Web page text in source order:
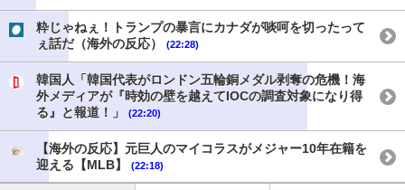
粋じゃねぇ！トランプの暴言にカナダが啖呵を切ったって
ぇ話だ（海外の反応）
(22:28)
韓国人「韓国代表がロンドン五輪銅メダル剥奪の危機！海
外メディアが『時効の壁を越えてIOCの調査対象になり得
る』と報道！」
(22:20)
【海外の反応】元巨人のマイコラスがメジャー10年在籍を
迎える【MLB】
(22:18)